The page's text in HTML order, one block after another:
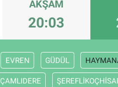
AKŞAM
20:03
EVREN GÜDÜL
ÇAMLIDERE